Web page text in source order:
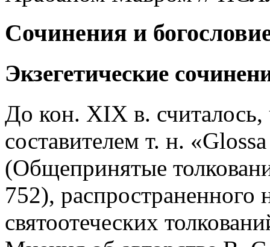
Сочинения и
Экзегетические
До кон. XIX в. считалось,
составителем т. н.
(Общепринятые
752), распространенного
святоотеческих